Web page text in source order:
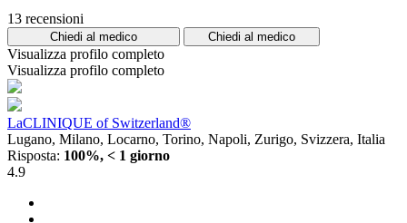
13 recensioni
Chiedi al medico Chiedi al medico
Visualizza profilo completo
Visualizza profilo completo
LaCLINIQUE of Switzerland®
Lugano, Milano, Locarno, Torino, Napoli, Zurigo, Svizzera, Italia
Risposta: 100%, < 1 giorno
4.9